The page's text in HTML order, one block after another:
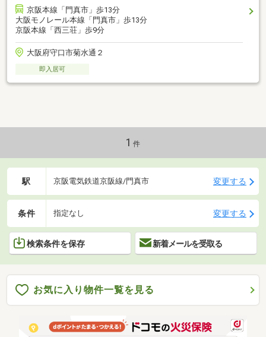
京阪本線「門真市」歩13分
大阪モノレール本線「門真市」歩13分
京阪本線「西三荘」歩9分
大阪府守口市菊水通２
即入居可
1 件
駅 京阪電気鉄道京阪線/門真市 変更する
条件 指定なし 変更する
検索条件を保存 新着メールを受取る
お気に入り物件一覧を見る